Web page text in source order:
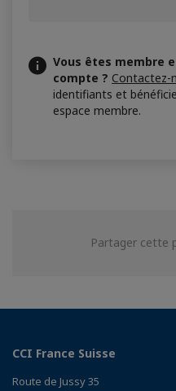
Vous êtes membre
compte ? Contactez-
identifiants et
espace membre.
Partager cette
CCI France Suisse
Route de Jussy 35